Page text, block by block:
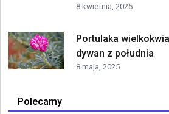
8 kwietnia, 2025
Portulaka
dywan z południa
8 maja, 2025
Polecamy